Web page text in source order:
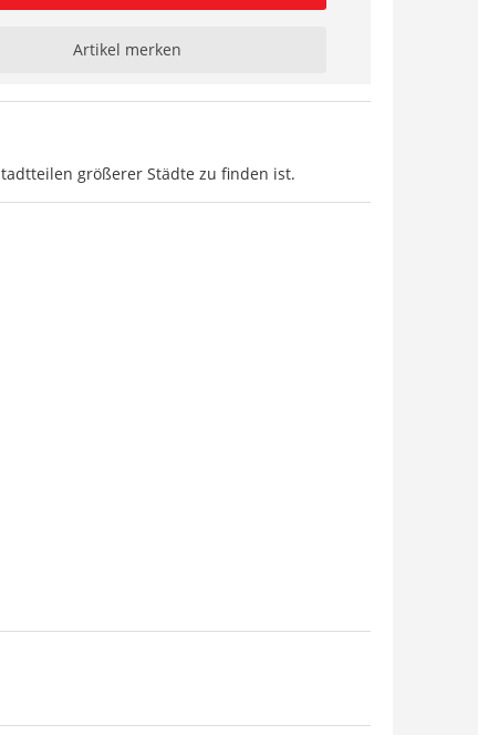
Artikel merken
größerer Städte zu finden ist.